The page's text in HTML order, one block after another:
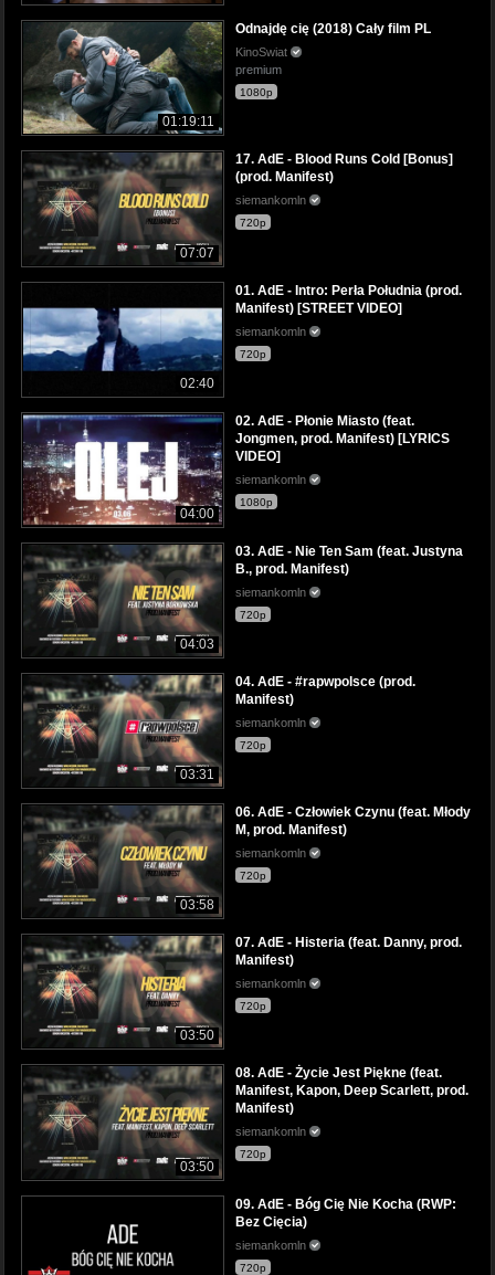
01:19:11
Odnajdę cię (2018) Cały film PL
KinoSwiat
premium
1080p
07:07
17. AdE - Blood Runs Cold [Bonus]
(prod. Manifest)
siemankomln
720p
02:40
01. AdE - Intro: Perła Południa (prod.
Manifest) [STREET VIDEO]
siemankomln
720p
04:00
02. AdE - Płonie Miasto (feat.
Jongmen, prod. Manifest) [LYRICS
VIDEO]
siemankomln
1080p
04:03
03. AdE - Nie Ten Sam (feat. Justyna
B., prod. Manifest)
siemankomln
720p
03:31
04. AdE - #rapwpolsce (prod.
Manifest)
siemankomln
720p
03:58
06. AdE - Człowiek Czynu (feat. Młody
M, prod. Manifest)
siemankomln
720p
03:50
07. AdE - Histeria (feat. Danny, prod.
Manifest)
siemankomln
720p
03:50
08. AdE - Życie Jest Piękne (feat.
Manifest, Kapon, Deep Scarlett, prod.
Manifest)
siemankomln
720p
09. AdE - Bóg Cię Nie Kocha (RWP:
Bez Cięcia)
siemankomln
720p